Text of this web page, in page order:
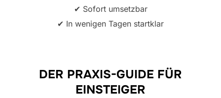
✔ Sofort umsetzbar
✔ In wenigen Tagen startklar
DER PRAXIS-GUIDE FÜR
EINSTEIGER